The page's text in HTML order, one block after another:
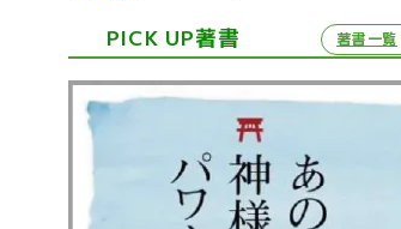
PICK UP著書 著書一覧